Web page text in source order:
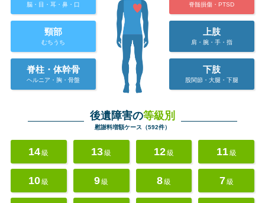
脳・目・耳・鼻・口 脊髄損傷・PTSD
頸部
むちうち
上肢
肩・腕・手・指
脊柱・体幹骨
ヘルニア・胸・骨盤
下肢
股関節・大腿・下腿
後遺障害の等級別
慰謝料増額ケース（592件）
14級 13級 12級 11級
10級 9級 8級 7級